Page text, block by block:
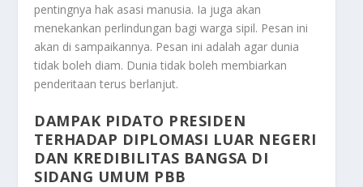
pentingnya hak asasi manusia. Ia juga akan
menekankan perlindungan bagi warga sipil. Pesan ini
akan di sampaikannya. Pesan ini adalah agar dunia
tidak boleh diam. Dunia tidak boleh membiarkan
penderitaan terus berlanjut.
DAMPAK PIDATO PRESIDEN
TERHADAP DIPLOMASI LUAR NEGERI
DAN KREDIBILITAS BANGSA DI
SIDANG UMUM PBB